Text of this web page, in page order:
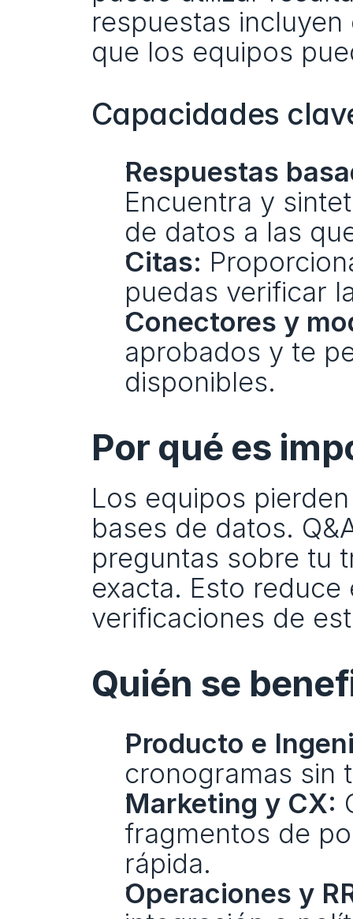
respuestas
que los equipos
Capacidades
Respuestas
Encuentra y
de datos a las
Citas:
puedas verificar
Conectores y
aprobados y te
disponibles.
Por qué es
Los equipos
bases de datos.
preguntas sobre tu
exacta. Esto
verificaciones de
Quién se
Producto e
cronogramas sin
Marketing y CX:
fragmentos de
rápida.
Operaciones y